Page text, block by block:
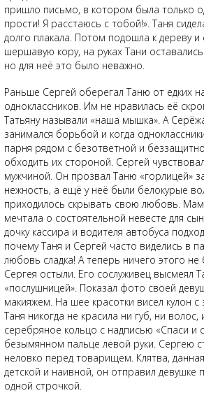
пришло письмо, в котором была только
прости! Я расстаюсь с тобой!». Таня
долго плакала. Потом подошла к дереву и
шершавую кору, на руках Тани
но для неё это было неважно.
Раньше Сергей оберегал Таню от едких
одноклассников. Им не нравилась её
Татьяну называли «наша мышка». А
занимался борьбой и когда
парня рядом с безответной и
обходить их стороной. Сергей
мужчиной. Он прозвал Таню «горлицей»
нежность, а ещё у неё были белокурые
приходилось скрывать свою любовь.
мечтала о состоятельной невесте для
дочку кассира и водителя автобуса
почему Таня и Сергей часто виделись в
любовь сладка! А теперь ничего этого не
Сергея остыли. Его сослуживец высмеял
«послушницей». Показал фото своей
макияжем. На шее красотки висел кулон
Таня никогда не красила ни губ, ни волос,
серебряное кольцо с надписью «Спаси и
безымянном пальце левой руки. Сергею
неловко перед товарищем. Клятва,
детской и наивной, он отправил девушке
одной строчкой.